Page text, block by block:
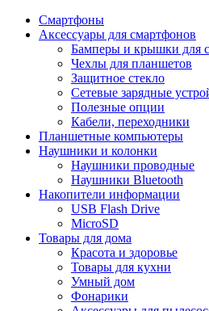
Смартфоны
Аксессуары для смартфонов
Бамперы и крышки для
Чехлы для планшетов
Защитное стекло
Сетевые зарядные
Полезные опции
Кабели, переходники
Планшетные компьютеры
Наушники и колонки
Наушники проводные
Наушники Bluetooth
Накопители информации
USB Flash Drive
MicroSD
Товары для дома
Красота и здоровье
Товары для кухни
Умный дом
Фонарики